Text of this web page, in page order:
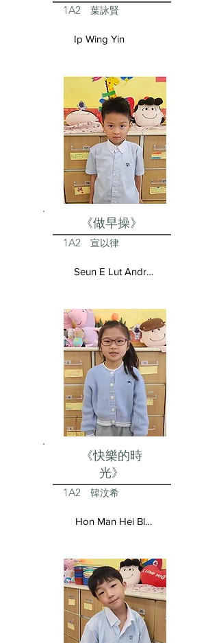
1A2 葉詠賢
Ip Wing Yin
《做早操》
1A2 宣以律
Seun E Lut Andrea
《快樂的時
光》
1A2 韓汶希
Hon Man Hei Blair